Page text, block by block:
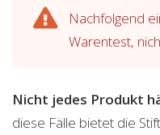
Nachfolgend
Warentest,
Nicht jedes Produkt
diese Fälle bietet die